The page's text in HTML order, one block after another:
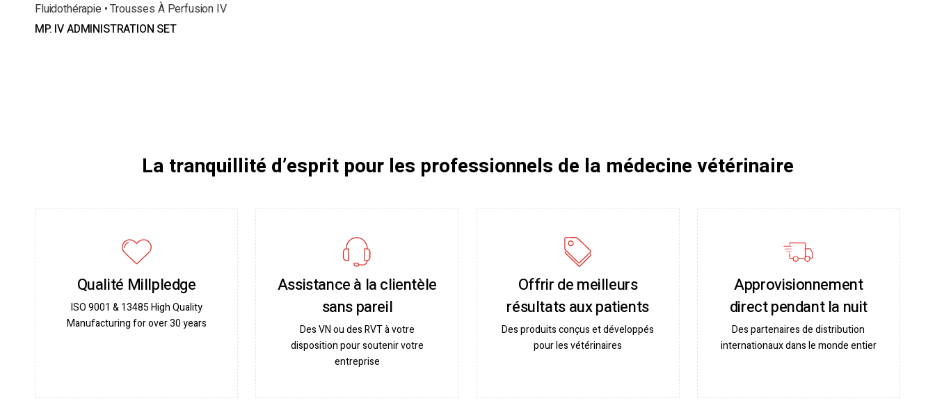
Fluidothérapie • Trousses À Perfusion IV
MP. IV ADMINISTRATION SET
La tranquillité d’esprit pour les professionnels de la médecine vétérinaire
Qualité Millpledge
ISO 9001 & 13485 High Quality
Manufacturing for over 30 years
Assistance à la clientèle
sans pareil
Des VN ou des RVT à votre
disposition pour soutenir votre
entreprise
Offrir de meilleurs
résultats aux patients
Des produits conçus et développés
pour les vétérinaires
Approvisionnement
direct pendant la nuit
Des partenaires de distribution
internationaux dans le monde entier